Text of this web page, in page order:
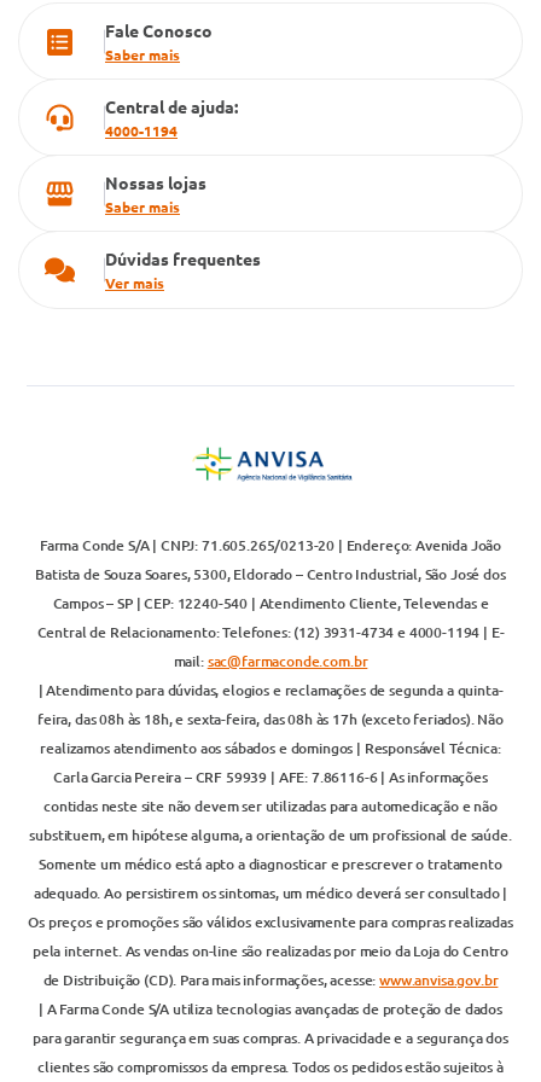
Cartão Grupo Conde
Fale Conosco
Saber mais
Central de ajuda:
4000-1194
Nossas lojas
Saber mais
Dúvidas frequentes
Ver mais
Farma Conde S/A | CNPJ: 71.605.265/0213-20 | Endereço: Avenida João
Batista de Souza Soares, 5300, Eldorado – Centro Industrial, São José dos
Campos – SP | CEP: 12240-540 | Atendimento Cliente, Televendas e
Central de Relacionamento: Telefones: (12) 3931-4734 e 4000-1194 | E-
mail:sac@farmaconde.com.br
| Atendimento para dúvidas, elogios e reclamações de segunda a quinta-
feira, das 08h às 18h, e sexta-feira, das 08h às 17h (exceto feriados). Não
realizamos atendimento aos sábados e domingos | Responsável Técnica:
Carla Garcia Pereira – CRF 59939 | AFE: 7.86116-6 | As informações
contidas neste site não devem ser utilizadas para automedicação e não
substituem, em hipótese alguma, a orientação de um profissional de saúde.
Somente um médico está apto a diagnosticar e prescrever o tratamento
adequado. Ao persistirem os sintomas, um médico deverá ser consultado |
Os preços e promoções são válidos exclusivamente para compras realizadas
pela internet. As vendas on-line são realizadas por meio da Loja do Centro
de Distribuição (CD). Para mais informações, acesse:www.anvisa.gov.br
| A Farma Conde S/A utiliza tecnologias avançadas de proteção de dados
para garantir segurança em suas compras. A privacidade e a segurança dos
clientes são compromissos da empresa. Todos os pedidos estão sujeitos à